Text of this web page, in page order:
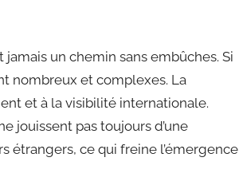
jamais un chemin sans embûches. Si
nombreux et complexes. La
et à la visibilité internationale.
jouissent pas toujours d’une
étrangers, ce qui freine l’émergence